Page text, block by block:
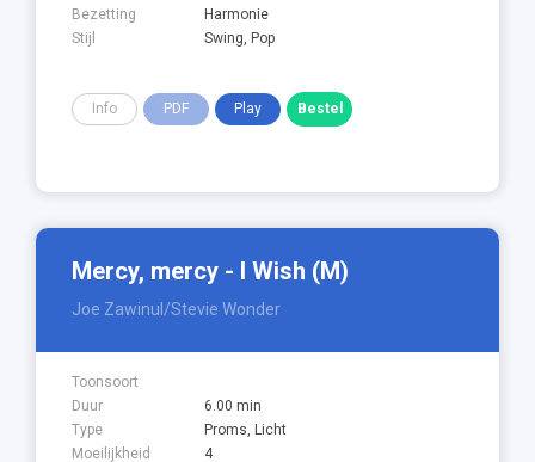
Bezetting
Harmonie
Stijl
Swing, Pop
Info PDF Play
Mercy, mercy - I Wish (M)
Joe Zawinul/Stevie Wonder
Toonsoort
Duur
6.00 min
Type
Proms, Licht
Moeilijkheid
4